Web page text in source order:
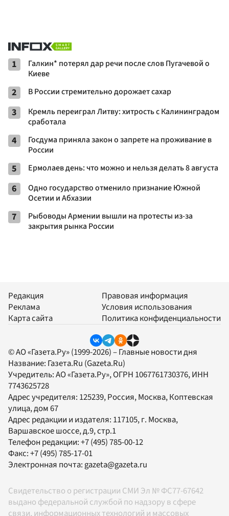
1
Галкин* потерял дар речи после слов Пугачевой о
Киеве
2 В России стремительно дорожает сахар
3
Кремль переиграл Литву: хитрость с Калининградом
сработала
4
Госдума приняла закон о запрете на проживание в
России
5 Ермолаев день: что можно и нельзя делать 8 августа
6
Одно государство отменило признание Южной
Осетии и Абхазии
7
Рыбоводы Армении вышли на протесты из-за
закрытия рынка России
Редакция
Реклама
Карта сайта
Правовая информация
Условия использования
Политика конфиденциальности
© АО «Газета.Ру» (1999-2026) – Главные новости дня
Название: Газета.Ru (Gazeta.Ru)
Учредитель:АО «Газета.Ру», ОГРН 1067761730376, ИНН
7743625728
Адрес учредителя: 125239, Россия, Москва, Коптевская
улица, дом 67
Адрес редакции и издателя: 117105, г. Москва,
Варшавское шоссе, д.9, стр.1
Телефон редакции:+7 (495) 785-00-12
Факс:+7 (495) 785-17-01
Электронная почта:gazeta@gazeta.ru
Свидетельство о регистрации СМИ Эл № ФС77-67642
выдано федеральной службой по надзору в сфере
связи, информационных технологий и массовых